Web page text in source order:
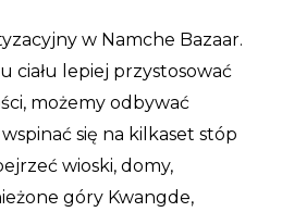
w Namche Bazaar.
ciału lepiej przystosować
możemy odbywać
się na kilkaset stóp
wioski, domy,
góry Kwangde,